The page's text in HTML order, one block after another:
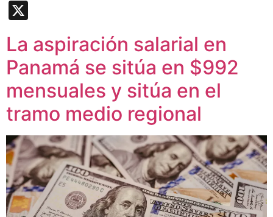
La aspiración salarial en
Panamá se sitúa en $992
mensuales y sitúa en el
tramo medio regional